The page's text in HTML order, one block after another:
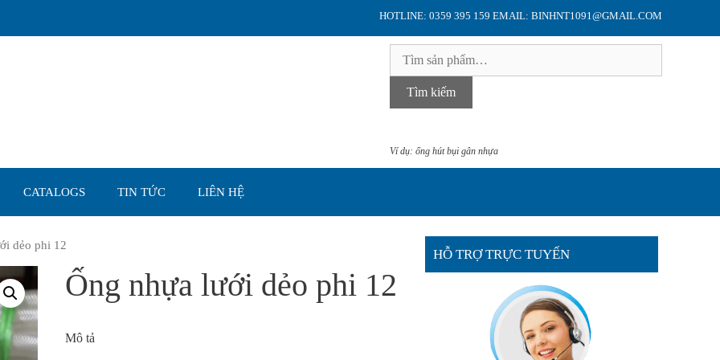
HOTLINE: 0359 395 159 EMAIL: BINHNT1091@GMAIL.COM
Tìm
Tìm kiếm
Ví dụ: ống hút bụi gân nhựa
CATALOGS TIN TỨC LIÊN HỆ
dẻo phi 12
Ống nhựa lưới dẻo phi 12
Mô tả
HỖ TRỢ TRỰC TUYẾN